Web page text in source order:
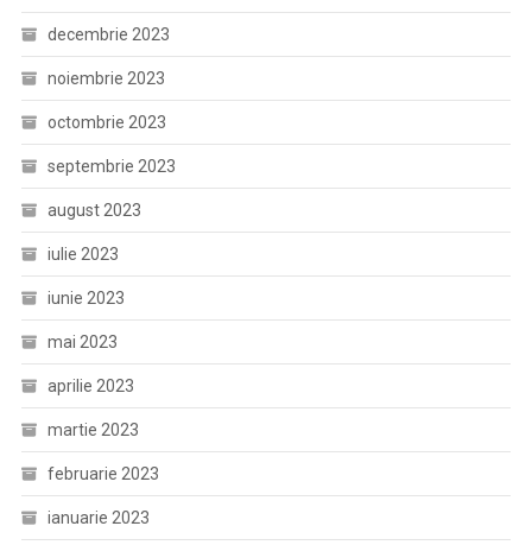
decembrie 2023
noiembrie 2023
octombrie 2023
septembrie 2023
august 2023
iulie 2023
iunie 2023
mai 2023
aprilie 2023
martie 2023
februarie 2023
ianuarie 2023